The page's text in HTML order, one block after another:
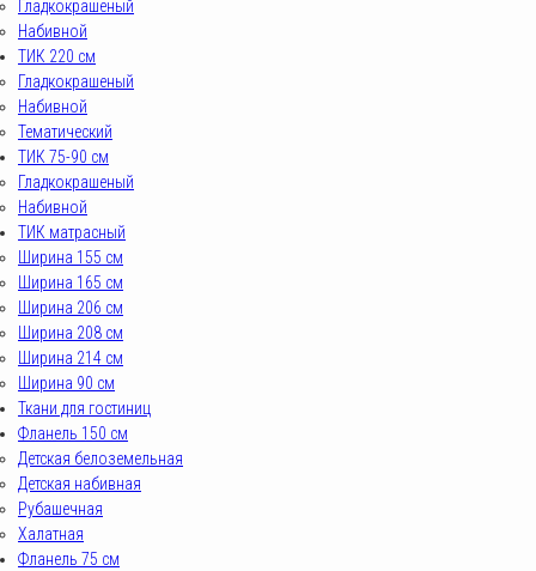
Гладкокрашеный
Набивной
ТИК 220 см
Гладкокрашеный
Набивной
Тематический
ТИК 75-90 см
Гладкокрашеный
Набивной
ТИК матрасный
Ширина 155 см
Ширина 165 см
Ширина 206 см
Ширина 208 см
Ширина 214 см
Ширина 90 см
Ткани для гостиниц
Фланель 150 см
Детская белоземельная
Детская набивная
Рубашечная
Халатная
Фланель 75 см